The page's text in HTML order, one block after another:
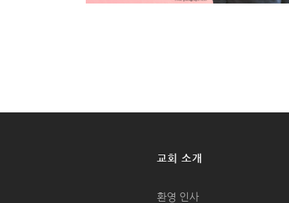
교회 소개
환영 인사